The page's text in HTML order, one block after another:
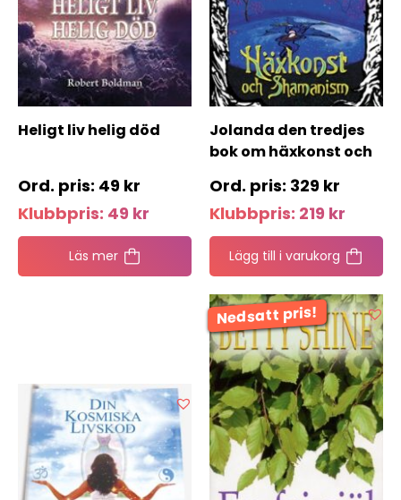
Heligt liv helig död
49 kr
Klubbpris: 49 kr
Läs mer
Jolanda den tredjes
bok om häxkonst och
329 kr
Klubbpris: 219 kr
Lägg till i varukorg